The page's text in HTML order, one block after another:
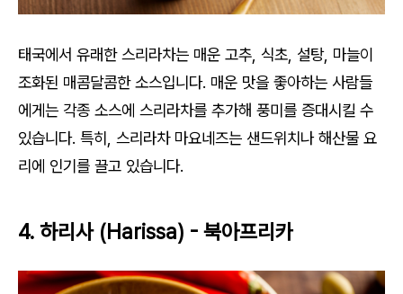
태국에서 유래한 스리라차는 매운 고추, 식초, 설탕, 마늘이
조화된 매콤달콤한 소스입니다. 매운 맛을 좋아하는 사람들
에게는 각종 소스에 스리라차를 추가해 풍미를 증대시킬 수
있습니다. 특히, 스리라차 마요네즈는 샌드위치나 해산물 요
리에 인기를 끌고 있습니다.
4. 하리사 (Harissa) - 북아프리카